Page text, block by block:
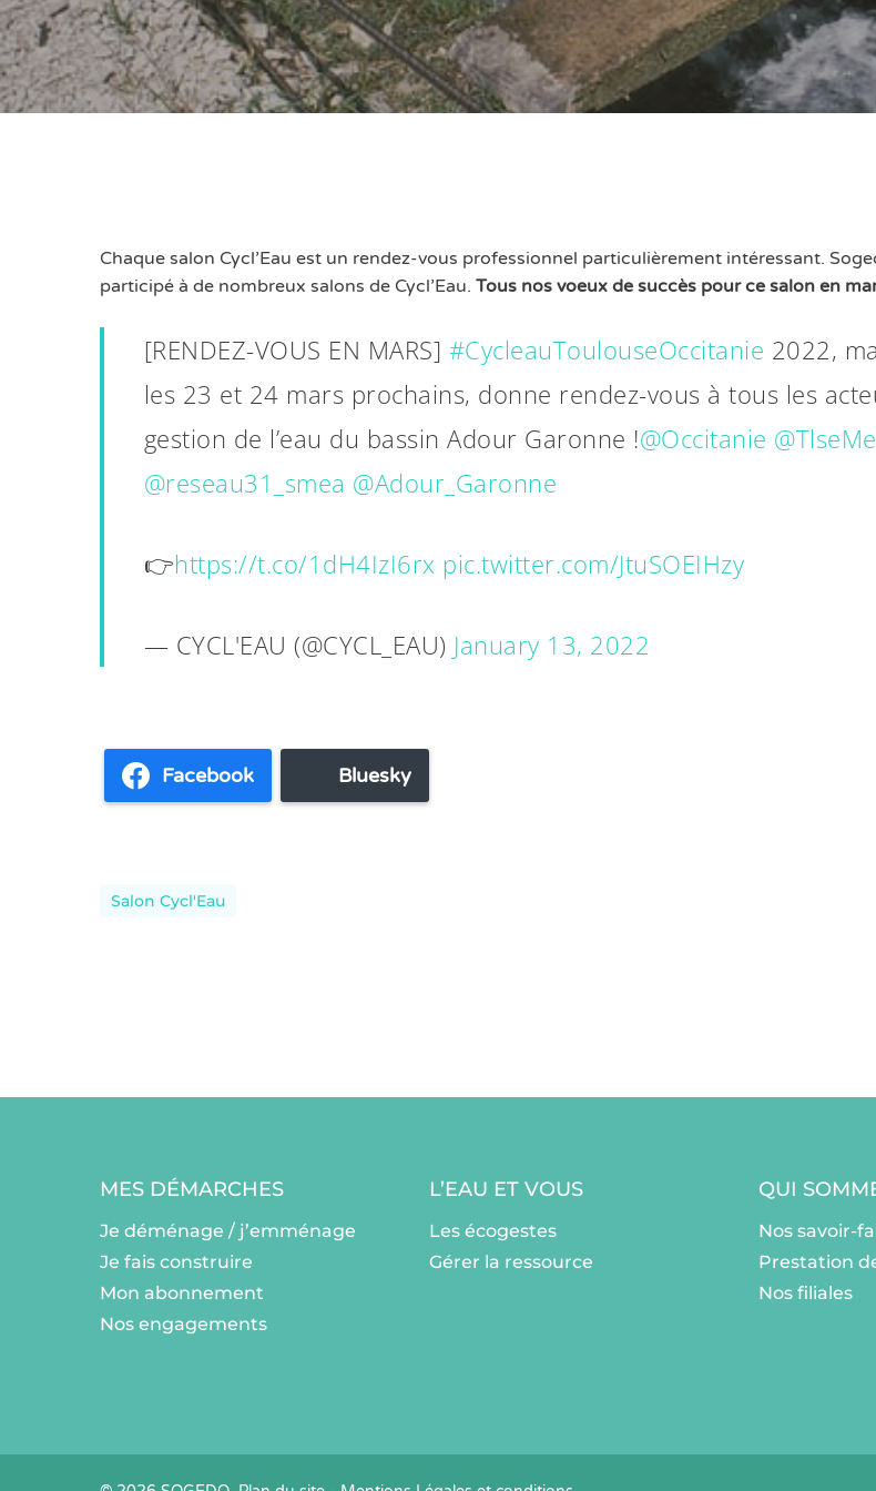
Chaque salon Cycl’Eau est un rendez-vous professionnel particulièrement intéressant.
participé à de nombreux salons de Cycl’Eau. Tous nos voeux de succès pour ce salon en
[RENDEZ-VOUS EN MARS] #CycleauToulouseOccitanie 2022,
les 23 et 24 mars prochains, donne rendez-vous à tous les
gestion de l’eau du bassin Adour Garonne !@Occitanie
@reseau31_smea @Adour_Garonne
👉https://t.co/1dH4IzI6rx pic.twitter.com/JtuSOEIHzy
— CYCL'EAU (@CYCL_EAU) January 13, 2022
Facebook Bluesky
Salon Cycl'Eau
MES DÉMARCHES
Je déménage / j’emménage
Je fais construire
Mon abonnement
Nos engagements
L’EAU ET VOUS
Les écogestes
Gérer la ressource
QUI
Nos savoir-
Prestation
Nos filiales